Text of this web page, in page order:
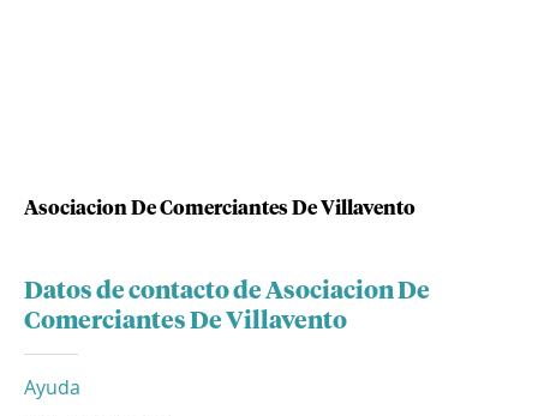
Asociacion De Comerciantes De Villavento
Datos de contacto de Asociacion De
Comerciantes De Villavento
Ayuda